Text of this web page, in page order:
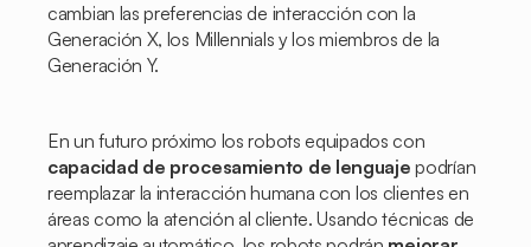
cambian las preferencias de interacción con la
Generación X, los Millennials y los miembros de la
Generación Y.
En un futuro próximo los robots equipados con
capacidad de procesamiento de lenguaje podrían
reemplazar la interacción humana con los clientes en
áreas como la atención al cliente. Usando técnicas de